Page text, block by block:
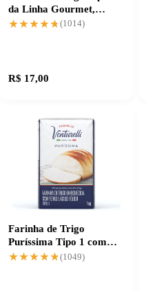
da Linha Gourmet,
confiança garantida
★★★★★
★★★★★ (1014)
R$ 17,00
Farinha de Trigo
Puríssima Tipo 1 com
alta confiabilidade
★★★★★
★★★★★ (1049)